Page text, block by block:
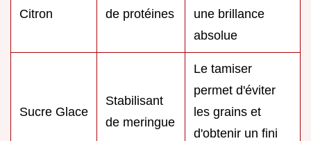
Citron
de protéines
une brillance
absolue
Sucre Glace
Stabilisant
de meringue
Le tamiser
permet d'éviter
les grains et
d'obtenir un fini